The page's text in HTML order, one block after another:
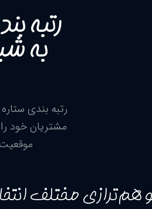
رتبه
به
رتبه بندی
مشتریان خود
هم‌ترازی مختلف